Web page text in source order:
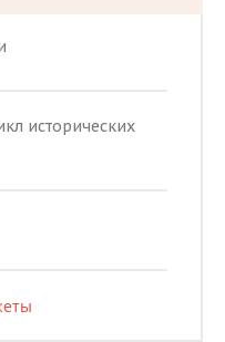
исторических